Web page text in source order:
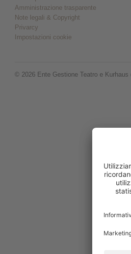
Amministrazione trasparente
Note legali & Copyright
Privarcy
Impostazioni cookie
© 2026 Ente Gestione Teatro e